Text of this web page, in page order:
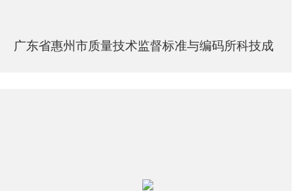
广东省惠州市质量技术监督标准与编码所科技成